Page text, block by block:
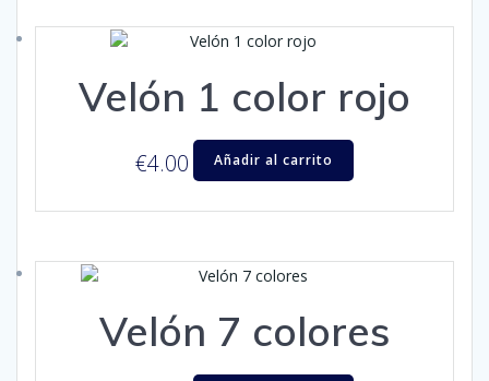
Velón 1 color rojo
€4.00 Añadir al carrito
Velón 7 colores